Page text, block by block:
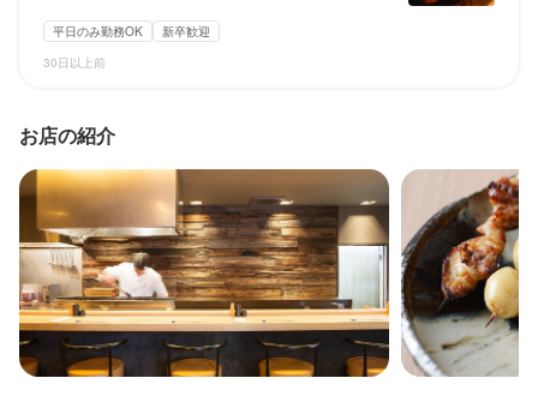
プライバシーポリシー
企業情報
平日のみ勤務OK
新卒歓迎
30日以上前
お店の紹介
インセンティブあり
18:00～22:00 [シフト相談] [週/シフト] [～4H/日] [17時～OK] [週
終電考慮あり ダブルワーク・副業OK 長期勤務歓迎
週4日以上OK
シフト制
休日・休暇
１ヶ月ごとのシフト制
日曜定休 月8日以上休みあり 平日のみ勤務OK(土日休み) 年末年始休暇あり